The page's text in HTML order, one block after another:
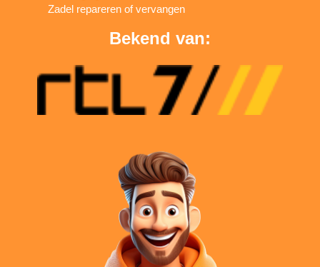
Zadel repareren of vervangen
Bekend van: